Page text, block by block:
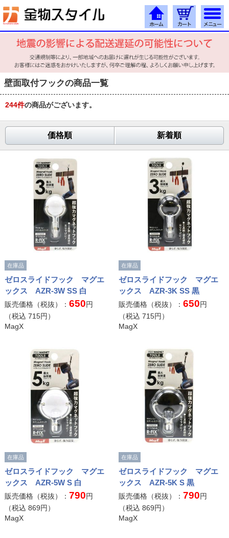
壁面取付フックの商品一覧
244件の商品がございます。
価格順 新着順
在庫品
ゼロスライドフック マグエ
ックス AZR-3W SS 白
販売価格（税抜）： 650円
（税込 715円）
MagX
在庫品
ゼロスライドフック マグエ
ックス AZR-3K SS 黒
販売価格（税抜）：650円
（税込715円）
MagX
在庫品
ゼロスライドフック マグエ
ックス AZR-5W S 白
販売価格（税抜）： 790円
（税込 869円）
MagX
在庫品
ゼロスライドフック マグエ
ックス AZR-5K S 黒
販売価格（税抜）：790円
（税込869円）
MagX